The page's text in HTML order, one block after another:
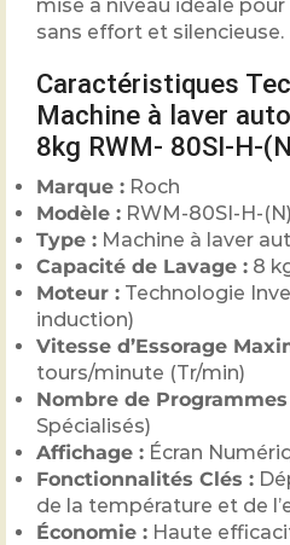
mise à niveau idéale
sans effort et silencieuse.
Caractéristiques
Machine à laver
8kg RWM- 80SI-H-
Marque : Roch
Modèle : RWM-80SI-H-(N)
Type : Machine à laver
Capacité de Lavage : 8
Moteur : Technologie
induction)
Vitesse d’Essorage
tours/minute (Tr/min)
Nombre de Programmes
Spécialisés)
Affichage : Écran
Fonctionnalités Clés :
de la température et de
Économie : Haute